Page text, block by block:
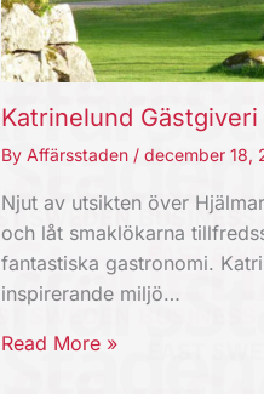
Katrinelund Gästgiveri
By Affärsstaden / december 18,
Njut av utsikten över
och låt smaklökarna
fantastiska gastronomi.
inspirerande miljö…
Read More »